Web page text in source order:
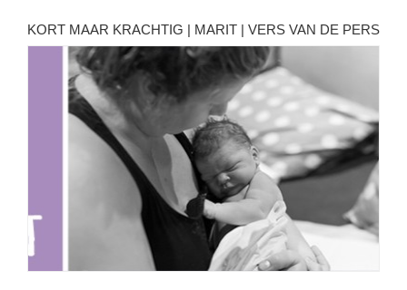
KORT MAAR KRACHTIG | MARIT | VERS VAN DE PERS